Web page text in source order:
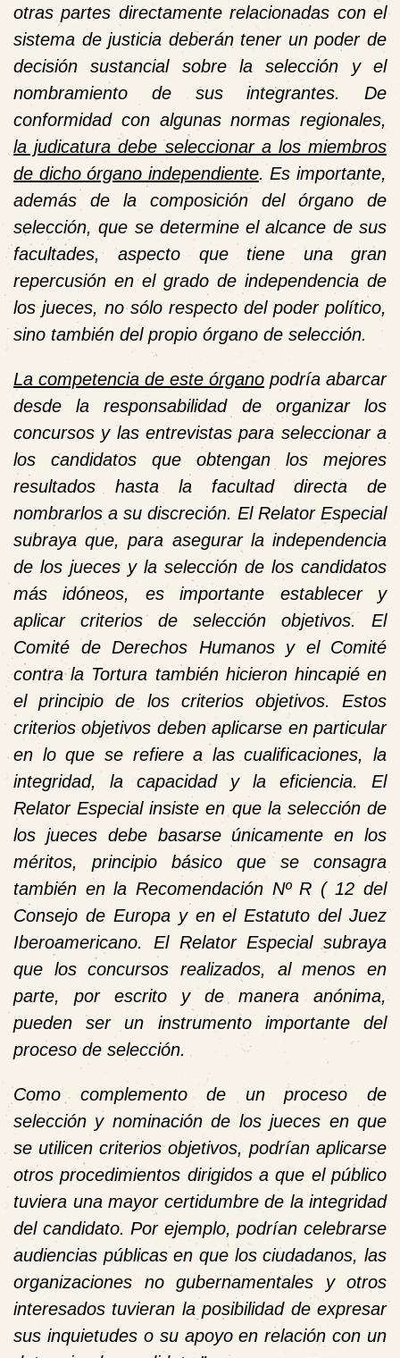
otras partes directamente relacionadas con el
sistema de justicia deberán tener un poder de
decisión sustancial sobre la selección y el
nombramiento de sus integrantes. De
conformidad con algunas normas regionales,
la judicatura debe seleccionar a los miembros
de dicho órgano independiente. Es importante,
además de la composición del órgano de
selección, que se determine el alcance de sus
facultades, aspecto que tiene una gran
repercusión en el grado de independencia de
los jueces, no sólo respecto del poder político,
sino también del propio órgano de selección.
La competencia de este órgano podría abarcar
desde la responsabilidad de organizar los
concursos y las entrevistas para seleccionar a
los candidatos que obtengan los mejores
resultados hasta la facultad directa de
nombrarlos a su discreción. El Relator Especial
subraya que, para asegurar la independencia
de los jueces y la selección de los candidatos
más idóneos, es importante establecer y
aplicar criterios de selección objetivos. El
Comité de Derechos Humanos y el Comité
contra la Tortura también hicieron hincapié en
el principio de los criterios objetivos. Estos
criterios objetivos deben aplicarse en particular
en lo que se refiere a las cualificaciones, la
integridad, la capacidad y la eficiencia. El
Relator Especial insiste en que la selección de
los jueces debe basarse únicamente en los
méritos, principio básico que se consagra
también en la Recomendación Nº R ( 12 del
Consejo de Europa y en el Estatuto del Juez
Iberoamericano. El Relator Especial subraya
que los concursos realizados, al menos en
parte, por escrito y de manera anónima,
pueden ser un instrumento importante del
proceso de selección.
Como complemento de un proceso de
selección y nominación de los jueces en que
se utilicen criterios objetivos, podrían aplicarse
otros procedimientos dirigidos a que el público
tuviera una mayor certidumbre de la integridad
del candidato. Por ejemplo, podrían celebrarse
audiencias públicas en que los ciudadanos, las
organizaciones no gubernamentales y otros
interesados tuvieran la posibilidad de expresar
sus inquietudes o su apoyo en relación con un